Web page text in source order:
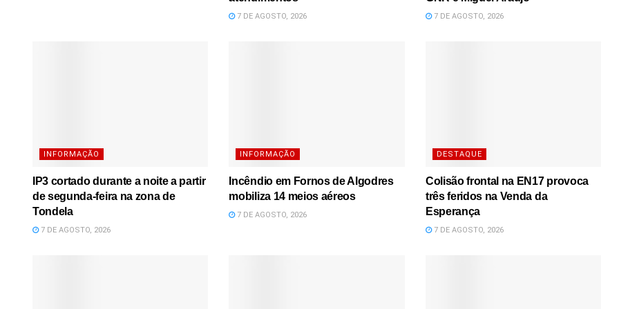
7 DE AGOSTO, 2026 7 DE AGOSTO, 2026
INFORMAÇÃO
IP3 cortado durante a noite a partir
de segunda-feira na zona de
Tondela
7 DE AGOSTO, 2026
INFORMAÇÃO
Incêndio em Fornos de Algodres
mobiliza 14 meios aéreos
7 DE AGOSTO, 2026
DESTAQUE
Colisão frontal na EN17 provoca
três feridos na Venda da
Esperança
7 DE AGOSTO, 2026